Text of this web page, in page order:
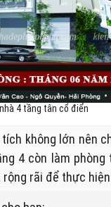
4 tầng tân cổ điển
không lớn nên
4 còn làm
rộng rãi để thực